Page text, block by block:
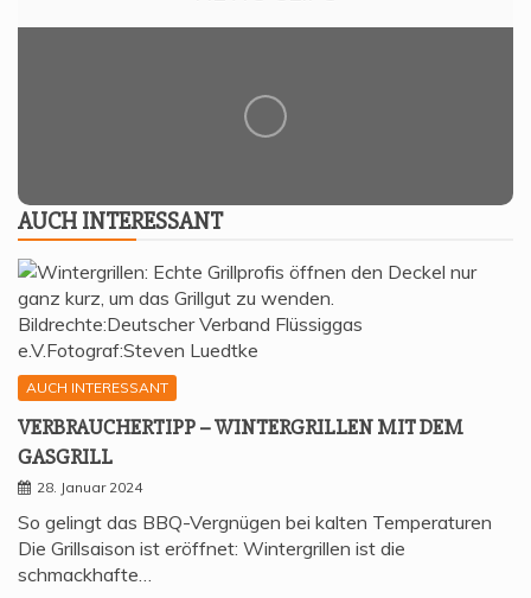
AUCH INTER­ES­SANT
AUCH INTERESSANT
VER­BRAU­CHER­TIPP – WIN­TER­GRIL­LEN MIT DEM
GASGRILL
28. Januar 2024
So gelingt das BBQ-Vergnügen bei kalten Temperaturen
Die Grillsaison ist eröffnet: Wintergrillen ist die
schmackhafte…